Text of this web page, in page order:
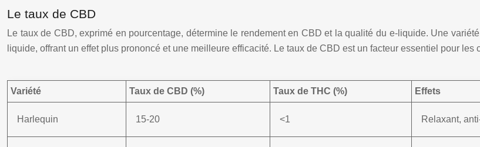
Le taux de CBD
Le taux de CBD, exprimé en pourcentage, détermine le rendement en CBD et la qualité du e-liquide. Une
liquide, offrant un effet plus prononcé et une meilleure efficacité. Le taux de CBD est un facteur essentiel pour
Variété Taux de CBD (%) Taux de THC (%) Effets
Harlequin 15-20 <1 Relaxant,